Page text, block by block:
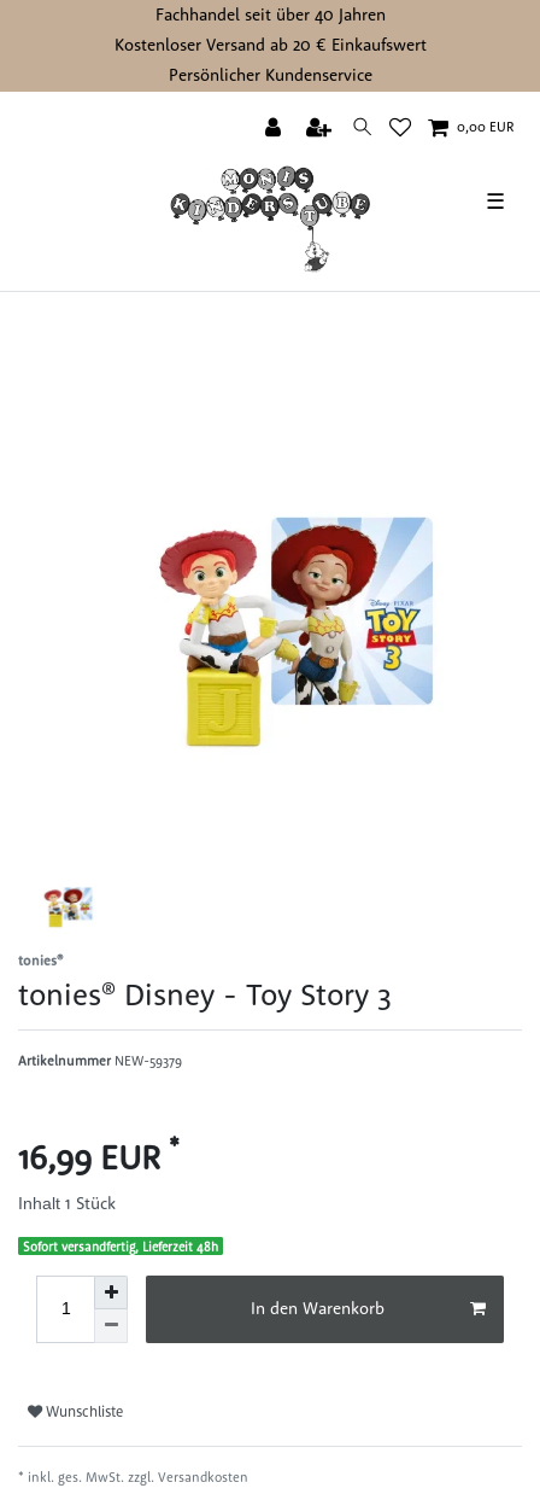
Fachhandel seit über 40 Jahren
Kostenloser Versand ab 20 € Einkaufswert
Persönlicher Kundenservice
0,00 EUR
☰
tonies®
tonies® Disney - Toy Story 3
Artikelnummer NEW-59379
16,99 EUR *
Inhalt 1 Stück
Sofort versandfertig, Lieferzeit 48h
In den Warenkorb
Wunschliste
* inkl. ges. MwSt. zzgl. Versandkosten